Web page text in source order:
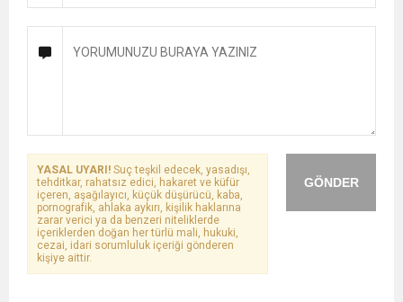
GÖNDER
YASAL UYARI! Suç teşkil edecek, yasadışı,
tehditkar, rahatsız edici, hakaret ve küfür
içeren, aşağılayıcı, küçük düşürücü, kaba,
pornografik, ahlaka aykırı, kişilik haklarına
zarar verici ya da benzeri niteliklerde
içeriklerden doğan her türlü mali, hukuki,
cezai, idari sorumluluk içeriği gönderen
kişiye aittir.